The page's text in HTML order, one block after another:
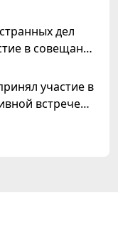
дел
в совещании
Азия –участие в
встрече